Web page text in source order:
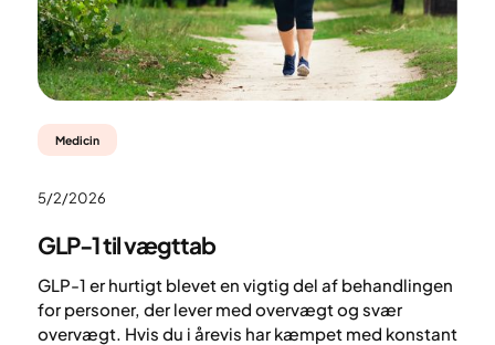
Medicin
5/2/2026
GLP-1 til vægttab
GLP-1 er hurtigt blevet en vigtig del af behandlingen
for personer, der lever med overvægt og svær
overvægt. Hvis du i årevis har kæmpet med konstant